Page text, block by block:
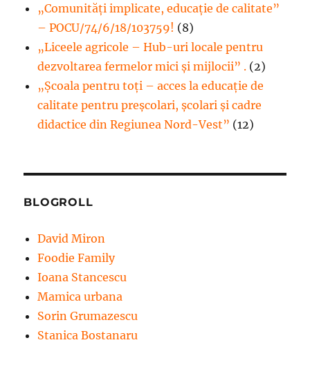
„Comunități implicate, educație de calitate”
– POCU/74/6/18/103759! (8)
„Liceele agricole – Hub-uri locale pentru
dezvoltarea fermelor mici şi mijlocii” . (2)
„Școala pentru toți – acces la educație de
calitate pentru preșcolari, școlari și cadre
didactice din Regiunea Nord-Vest” (12)
BLOGROLL
David Miron
Foodie Family
Ioana Stancescu
Mamica urbana
Sorin Grumazescu
Stanica Bostanaru